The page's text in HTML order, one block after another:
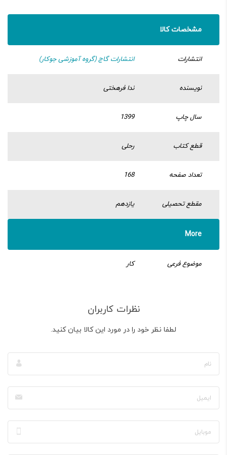
مشخصات کالا
انتشارات انتشارات گاج (گروه آموزشی جوکار)
نویسنده ندا فرهختی
سال چاپ 1399
قطع کتاب رحلی
تعداد صفحه 168
مقطع تحصیلی یازدهم
More
موضوع فرعی کار
نظرات کاربران
لطفا نظر خود را در مورد این کالا بیان کنید.